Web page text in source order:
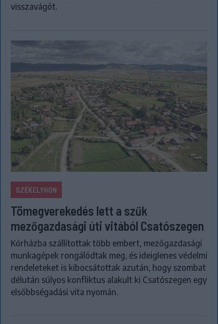
visszavágót.
SZÉKELYHON
Tömegverekedés lett a szűk
mezőgazdasági úti vitából Csatószegen
Kórházba szállítottak több embert, mezőgazdasági
munkagépek rongálódtak meg, és ideiglenes védelmi
rendeleteket is kibocsátottak azután, hogy szombat
délután súlyos konfliktus alakult ki Csatószegen egy
elsőbbségadási vita nyomán.